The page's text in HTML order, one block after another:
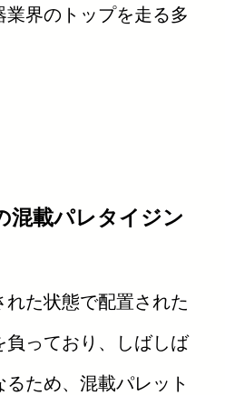
界のトップを走る多
混載パレタイジン
た状態で配置された
っており、しばしば
ため、混載パレット